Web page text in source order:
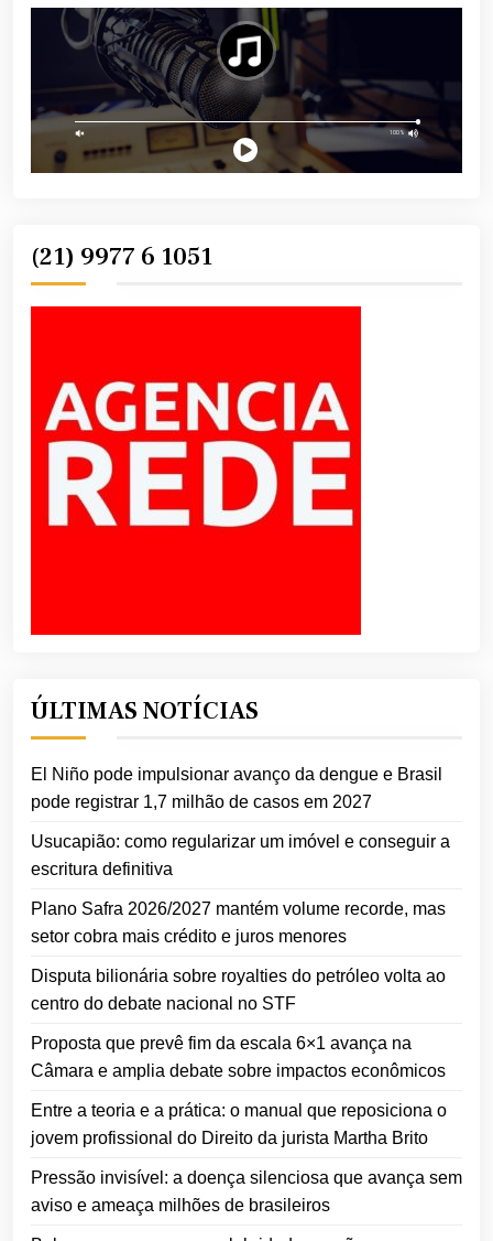
(21) 9977 6 1051
ÚLTIMAS NOTÍCIAS
El Niño pode impulsionar avanço da dengue e Brasil
pode registrar 1,7 milhão de casos em 2027
Usucapião: como regularizar um imóvel e conseguir a
escritura definitiva
Plano Safra 2026/2027 mantém volume recorde, mas
setor cobra mais crédito e juros menores
Disputa bilionária sobre royalties do petróleo volta ao
centro do debate nacional no STF
Proposta que prevê fim da escala 6×1 avança na
Câmara e amplia debate sobre impactos econômicos
Entre a teoria e a prática: o manual que reposiciona o
jovem profissional do Direito da jurista Martha Brito
Pressão invisível: a doença silenciosa que avança sem
aviso e ameaça milhões de brasileiros